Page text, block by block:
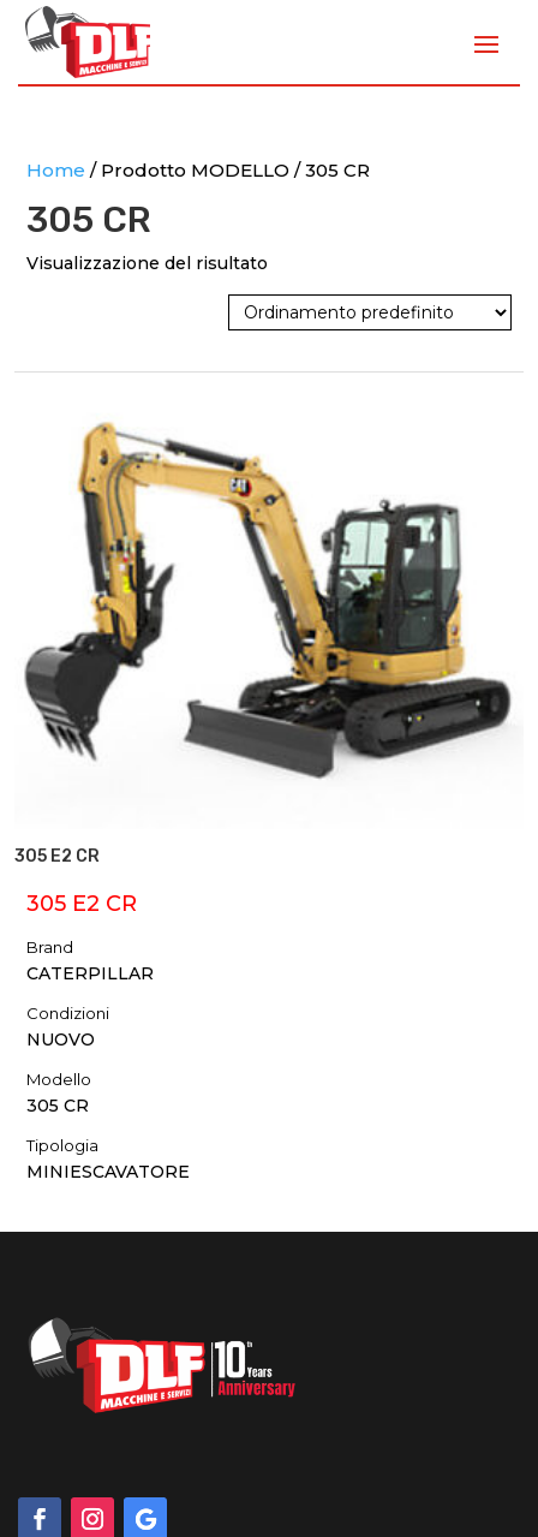
Home / Prodotto MODELLO / 305 CR
305 CR
Visualizzazione del risultato
305 E2 CR
305 E2 CR
Brand
CATERPILLAR
Condizioni
NUOVO
Modello
305 CR
Tipologia
MINIESCAVATORE